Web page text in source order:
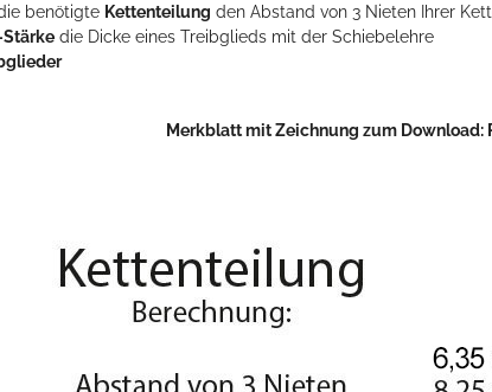
benötigte Kettenteilung den Abstand von 3 Nieten Ihrer
die Dicke eines Treibglieds mit der Schiebelehre
Merkblatt mit Zeichnung zum Download: